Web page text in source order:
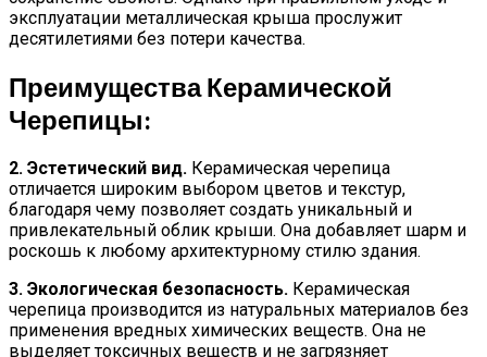
эксплуатации металлическая крыша прослужит
десятилетиями без потери качества.
Преимущества Керамической
Черепицы:
2. Эстетический вид. Керамическая черепица
отличается широким выбором цветов и текстур,
благодаря чему позволяет создать уникальный и
привлекательный облик крыши. Она добавляет шарм и
роскошь к любому архитектурному стилю здания.
3. Экологическая безопасность. Керамическая
черепица производится из натуральных материалов без
применения вредных химических веществ. Она не
выделяет токсичных веществ и не загрязняет